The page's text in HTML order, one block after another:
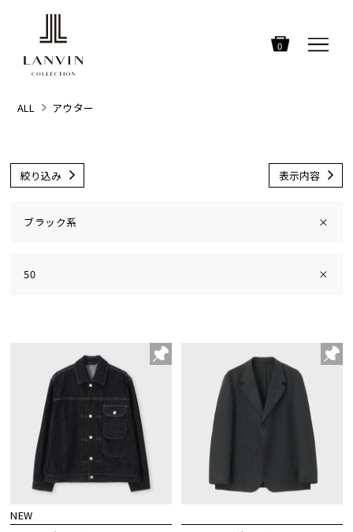
0
ALL アウター
絞り込み 表示内容
ブラック系 ×
50 ×
NEW